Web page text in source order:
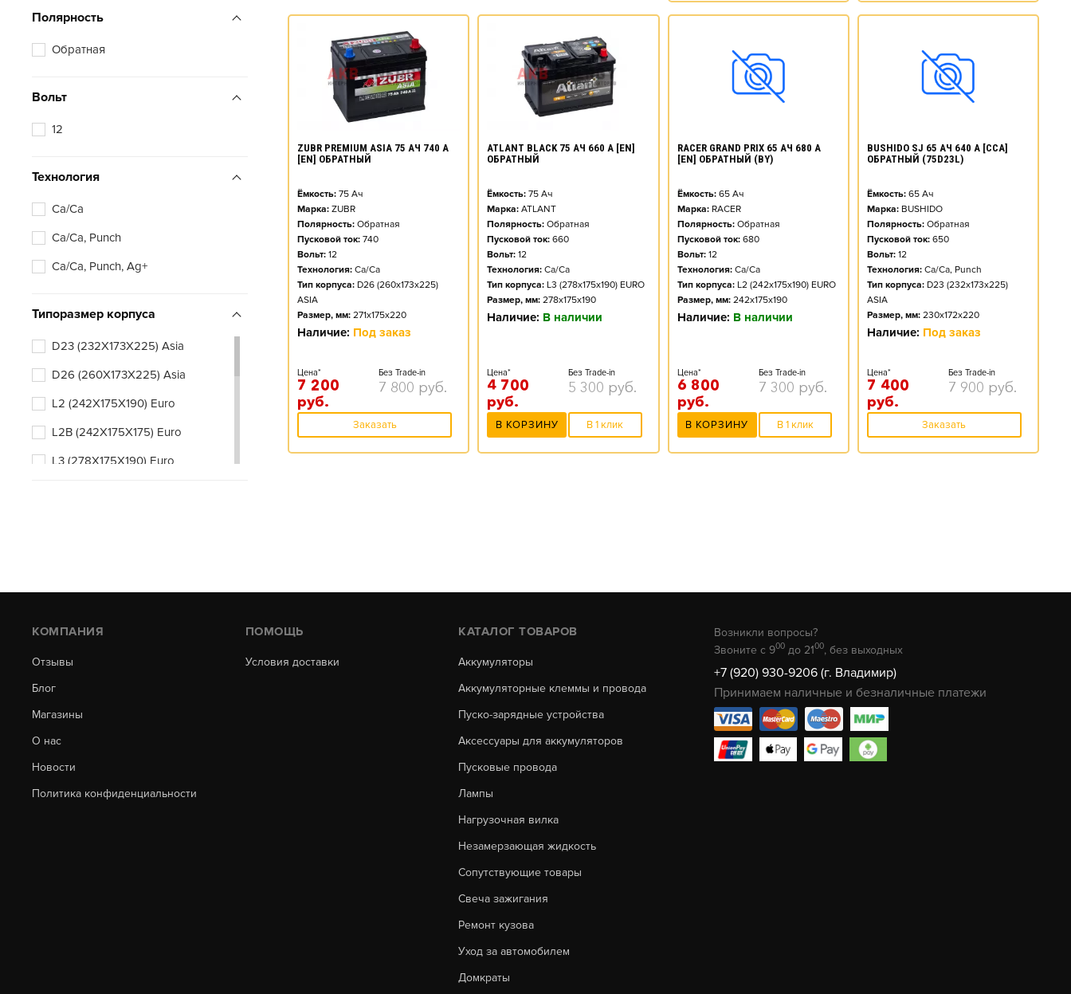
Полярность
Обратная
Вольт
12
Технология
Ca/Ca
Ca/Ca, Punch
Ca/Ca, Punch, Ag+
Типоразмер корпуса
D23 (232X173X225) Asia
D26 (260X173X225) Asia
L2 (242X175X190) Euro
L2B (242X175X175) Euro
L3 (278X175X190) Euro
ZUBR PREMIUM ASIA 75 АЧ 740 А
[EN] ОБРАТНЫЙ
Ёмкость: 75 Ач
Марка: ZUBR
Полярность: Обратная
Пусковой ток: 740
Вольт: 12
Технология: Ca/Ca
Тип корпуса: D26 (260x173x225)
ASIA
Размер, мм: 271x175x220
Наличие: Под заказ
Цена*
7 200
руб.
Без Trade-in
7 800 руб.
Заказать
ATLANT BLACK 75 АЧ 660 А [EN]
ОБРАТНЫЙ
Ёмкость: 75 Ач
Марка: ATLANT
Полярность: Обратная
Пусковой ток: 660
Вольт: 12
Технология: Ca/Ca
Тип корпуса: L3 (278x175x190) EURO
Размер, мм: 278x175x190
Наличие: В наличии
Цена*
4 700
руб.
Без Trade-in
5 300 руб.
В КОРЗИНУ В 1 клик
RACER GRAND PRIX 65 АЧ 680 А
[EN] ОБРАТНЫЙ (BY)
Ёмкость: 65Ач
Марка: RACER
Полярность: Обратная
Пусковой ток: 680
Вольт: 12
Технология: Ca/Ca
Тип корпуса: L2 (242x175x190) EURO
Размер, мм: 242x175x190
Наличие: В наличии
Цена*
6 800
руб.
Без Trade-in
7 300 руб.
В КОРЗИНУ В 1 клик
BUSHIDO SJ 65 АЧ 640 А [CCA]
ОБРАТНЫЙ (75D23L)
Ёмкость: 65Ач
Марка: BUSHIDO
Полярность: Обратная
Пусковой ток: 650
Вольт: 12
Технология: Ca/Ca, Punch
Тип корпуса: D23 (232x173x225)
ASIA
Размер, мм: 230x172x220
Наличие: Под заказ
Цена*
7 400
руб.
Без Trade-in
7 900 руб.
Заказать
КОМПАНИЯ
Отзывы
Блог
Магазины
О нас
Новости
Политика конфиденциальности
ПОМОЩЬ
Условия доставки
КАТАЛОГ ТОВАРОВ
Аккумуляторы
Аккумуляторные клеммы и провода
Пуско-зарядные устройства
Аксессуары для аккумуляторов
Пусковые провода
Лампы
Нагрузочная вилка
Незамерзающая жидкость
Сопутствующие товары
Свеча зажигания
Ремонт кузова
Уход за автомобилем
Домкраты
Возникли вопросы?
Звоните с 900 до 2100, без выходных
+7 (920) 930-9206 (г. Владимир)
Принимаем наличные и безналичные платежи